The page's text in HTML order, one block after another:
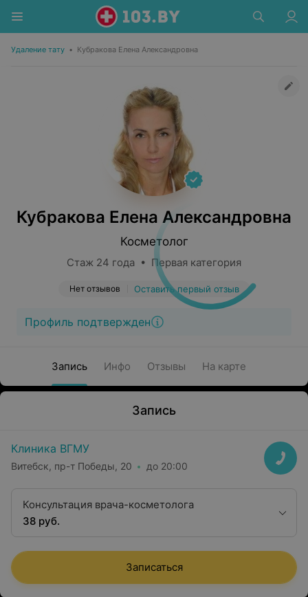
Удаление тату • Кубракова Елена Александровна
Кубракова Елена Александровна
Косметолог
Стаж 24 года • Первая категория
Нет отзывов Оставить первый отзыв
Профиль подтвержден
Запись Инфо Отзывы На карте
Запись
Клиника ВГМУ
Витебск, пр-т Победы, 20 до 20:00
Консультация врача-косметолога
38 руб.
Записаться